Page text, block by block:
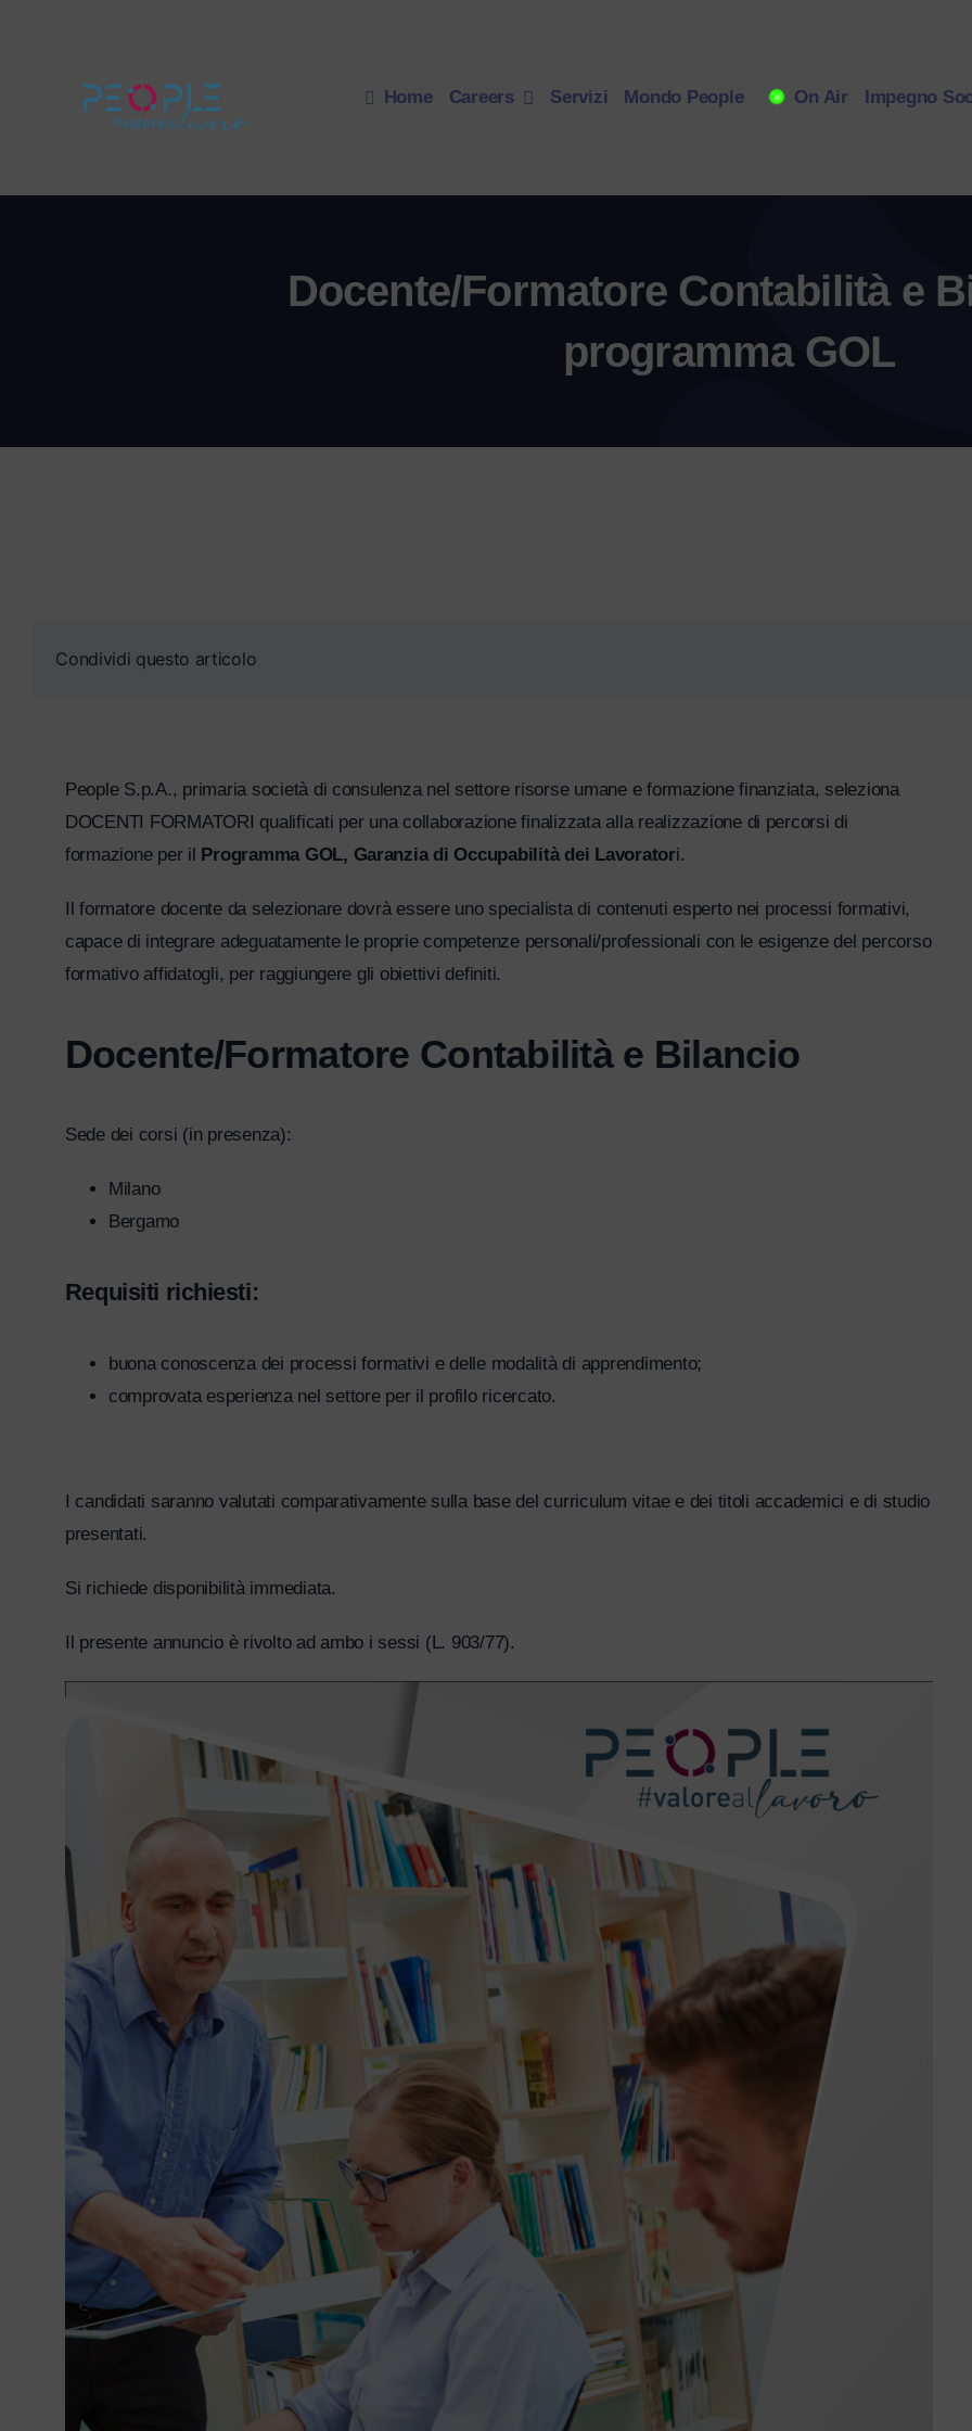
Home
Careers Servizi Mondo People On Air Impegno
Docente/Formatore Contabilità e
programma GOL
Condividi questo articolo
People S.p.A., primaria società di consulenza nel settore risorse umane e formazione finanziata, seleziona
DOCENTI FORMATORI qualificati per una collaborazione finalizzata alla realizzazione di percorsi di
formazione per il Programma GOL, Garanzia di Occupabilità dei Lavoratori.
Il formatore docente da selezionare dovrà essere uno specialista di contenuti esperto nei processi formativi,
capace di integrare adeguatamente le proprie competenze personali/professionali con le esigenze del percorso
formativo affidatogli, per raggiungere gli obiettivi definiti.
Docente/Formatore Contabilità e Bilancio
Sede dei corsi (in presenza):
Milano
Bergamo
Requisiti richiesti:
buona conoscenza dei processi formativi e delle modalità di apprendimento;
comprovata esperienza nel settore per il profilo ricercato.
I candidati saranno valutati comparativamente sulla base del curriculum vitae e dei titoli accademici e di studio
presentati.
Si richiede disponibilità immediata.
Il presente annuncio è rivolto ad ambo i sessi (L. 903/77).